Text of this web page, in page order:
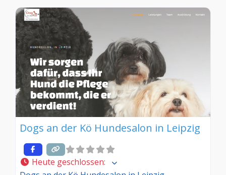
Kommentarfunktion unten mit anderen
Hundebesitzer/innen!
Dogs an der Kö Hundesalon in Leipzig
Heute geschlossen: